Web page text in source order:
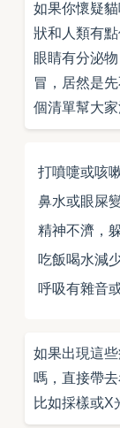
如果你懷疑
狀和人類有
眼睛有分泌
冒，居然是
個清單幫大家
打噴嚏或咳
鼻水或眼屎
精神不濟，
吃飯喝水減
呼吸有雜音
如果出現這
嗎，直接帶
比如採樣或X